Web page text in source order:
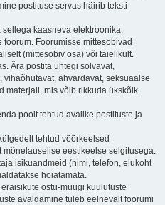
postituse servas häirib teksti
kaasneva elektroonika,
Foorumisse mittesobivad
(mittesobiv osa) või täielikult.
Ära postita ühtegi solvavat,
ähvardavat, seksuaalse
materjali, mis võib rikkuda ükskõik
poolt tehtud avalike postituste ja
tehtud võõrkeelsed
eestikeelse selgitusega.
isikuandmeid (nimi, telefon, elukoht
hoiatamata.
ostu-müügi kuulutuste
avaldamine tuleb eelnevalt foorumi